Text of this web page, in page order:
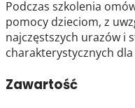
Podczas szkolenia
pomocy dzieciom, z
najczęstszych urazów i
charakterystycznych
Zawartość